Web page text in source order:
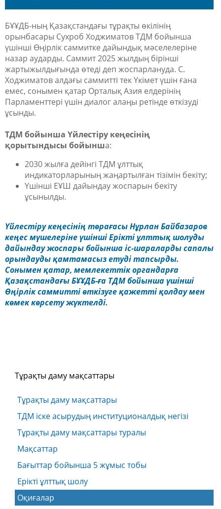
БҰҰДБ-ның Қазақстандағы тұрақты өкілінің
орынбасары Сухроб Ходжиматов ТДМ бойынша
үшінші Өңірлік саммитке дайындық мәселелеріне
назар аударды. Саммит 2025 жылдың бірінші
жартыжылдығында өтеді деп жоспарлануда. С.
Ходжиматов алдағы саммитті тек Үкімет үшін ғана
емес, сонымен қатар Орталық Азия елдерінің
Парламенттері үшін диалог алаңы ретінде өткізуді
ұсынды.
ТДМ бойынша Үйлестіру кеңесінің
қорытындысы бойынша:
2030 жылға дейінгі ТДМ ұлттық
индикаторларының жаңартылған тізімін бекіту;
Үшінші ЕҰШ дайындау жоспарын бекіту
ұсынылды.
Үйлестіру кеңесінің төрағасы Нұрлан Байбазаров
кеңес мүшелеріне үшінші Ерікті ұлттық шолуды
дайындау жоспары бойынша іс-шараларды сапалы
орындауды қамтамасыз етуді тапсырды.
Сонымен қатар, мемлекеттік органдарға
Қазақстандағы БҰҰДБ-ға ТДМ бойынша үшінші
Өңірлік саммитті өткізуге қажетті қолдау мен
көмек көрсету жүктелді.
Тұрақты даму мақсаттары
Тұрақты даму мақсаттары
ТДМ іске асырудың институционалдық негізі
Тұрақты даму мақсаттары туралы
Мақсаттар
Бағыттар бойынша 5 жұмыс тобы
Ерікті ұлттық шолу
Оқиғалар